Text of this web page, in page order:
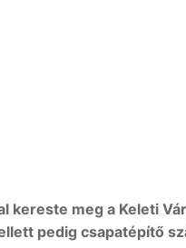
kereste meg a Keleti
pedig csapatépítő